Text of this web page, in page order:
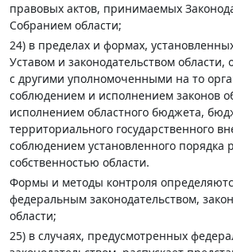
правовых актов, принимаемых
Собранием области;
24) в пределах и формах,
Уставом и законодательством области,
с другими уполномоченными на то
соблюдением и исполнением законов
исполнением областного бюджета,
территориального государственного
соблюдением установленного порядка
собственностью области.
Формы и методы контроля
федеральным законодательством,
области;
25) в случаях, предусмотренных